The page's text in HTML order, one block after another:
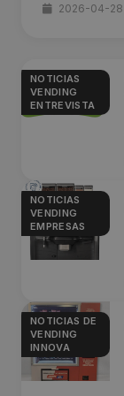
2026-04-28
NOTICIAS
VENDING
ENTREVISTA
NOTICIAS
VENDING
EMPRESAS
NOTICIAS DE
VENDING
INNOVA